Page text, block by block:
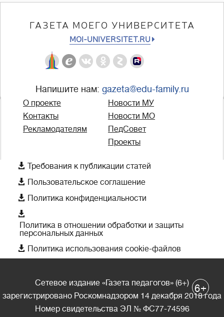
ГАЗЕТА МОЕГО УНИВЕРСИТЕТА
MOI-UNIVERSITET.RU
Напишите нам: gazeta@edu-family.ru
О проекте
Контакты
Рекламодателям
Новости МУ
Новости МО
ПедСовет
Проекты
 Требования к публикации статей
 Пользовательское соглашение
 Политика конфиденциальности

Политика в отношении обработки и защиты
персональных данных
 Политика использования cookie-файлов
Сетевое издание «Газета педагогов» (6+)
зарегистрировано Роскомнадзором 14 декабря 2018 года
Номер свидетельства ЭЛ № ФС77-74596
6+